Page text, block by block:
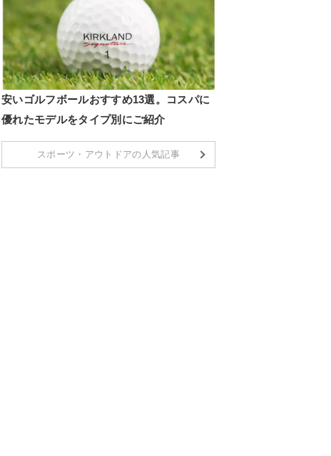
安いゴルフボールおすすめ13選。コスパに
優れたモデルをタイプ別にご紹介
スポーツ・アウトドアの人気記事